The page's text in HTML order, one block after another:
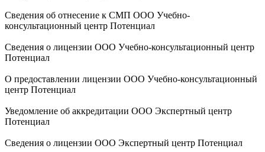
Сведения об отнесение к СМП ООО Учебно-
консультационный центр Потенциал
Сведения о лицензии ООО Учебно-консультационный центр
Потенциал
О предоставлении лицензии ООО Учебно-консультационный
центр Потенциал
Уведомление об аккредитации ООО Экспертный центр
Потенциал
Сведения о лицензии ООО Экспертный центр Потенциал